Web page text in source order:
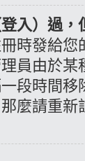
入）過
時發給
員由於
段時間
麼請重